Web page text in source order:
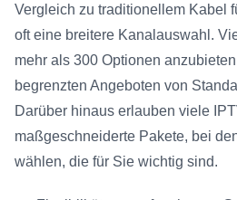
Vergleich zu traditionellem Kabel
oft eine breitere Kanalauswahl.
mehr als 300 Optionen
begrenzten Angeboten von
Darüber hinaus erlauben viele
maßgeschneiderte Pakete, bei
wählen, die für Sie wichtig sind.